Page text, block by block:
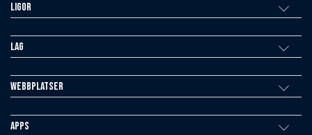
Ligor
Lag
Webbplatser
Apps